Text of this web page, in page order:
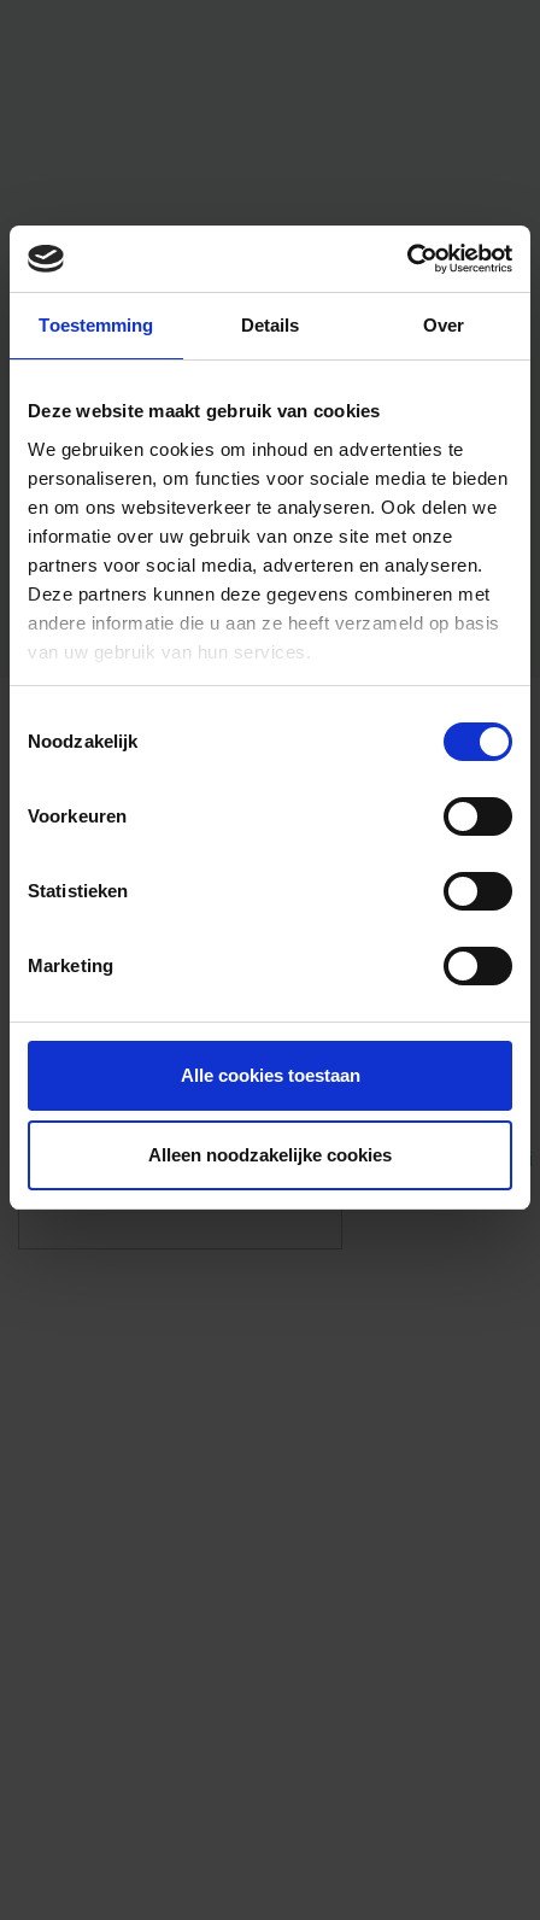
Toestemming Details Over
Deze website maakt gebruik van cookies
We gebruiken cookies om inhoud en advertenties te
personaliseren, om functies voor sociale media te bieden
en om ons websiteverkeer te analyseren. Ook delen we
informatie over uw gebruik van onze site met onze
partners voor social media, adverteren en analyseren.
Deze partners kunnen deze gegevens combineren met
andere informatie die u aan ze heeft verzameld op basis
van uw gebruik van hun services.
Noodzakelijk
Voorkeuren
Statistieken
Marketing
Alle cookies toestaan
Alleen noodzakelijke cookies
Algemene informatie
Foto’s ({{photos.length}})
Eigen foto’s